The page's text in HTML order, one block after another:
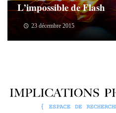
L’impossible de Flash
23 décembre 2015